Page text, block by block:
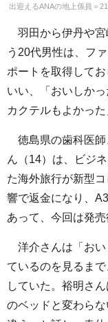
出迎えるANAの地上係員＝
羽田から伊丹や宮
う20代男性は、フ
ポートを取得して
いい、「おいしか
カクテルもよかった
徳島県の歯科医師
ん（14）は、ビジ
た海外旅行が新型
響で返金になり、
あって、今回は発売
洋介さんは「おい
ているのを見るま
していた。裕明さ
のベッドと変わら